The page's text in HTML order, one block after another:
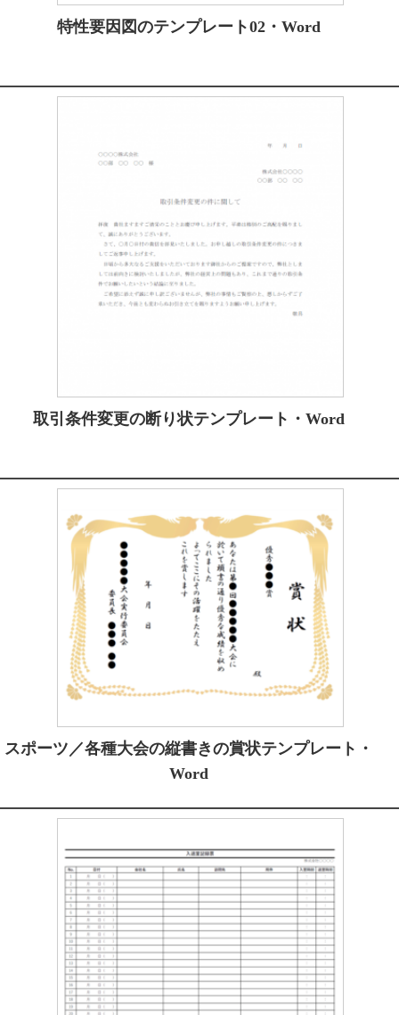
特性要因図のテンプレート02・Word
取引条件変更の断り状テンプレート・Word
スポーツ／各種大会の縦書きの賞状テンプレート・
Word